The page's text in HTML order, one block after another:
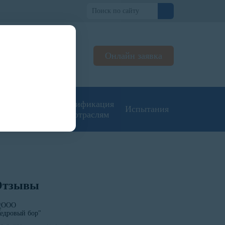
Онлайн заявка
Сертификация
по отраслям
Испытания